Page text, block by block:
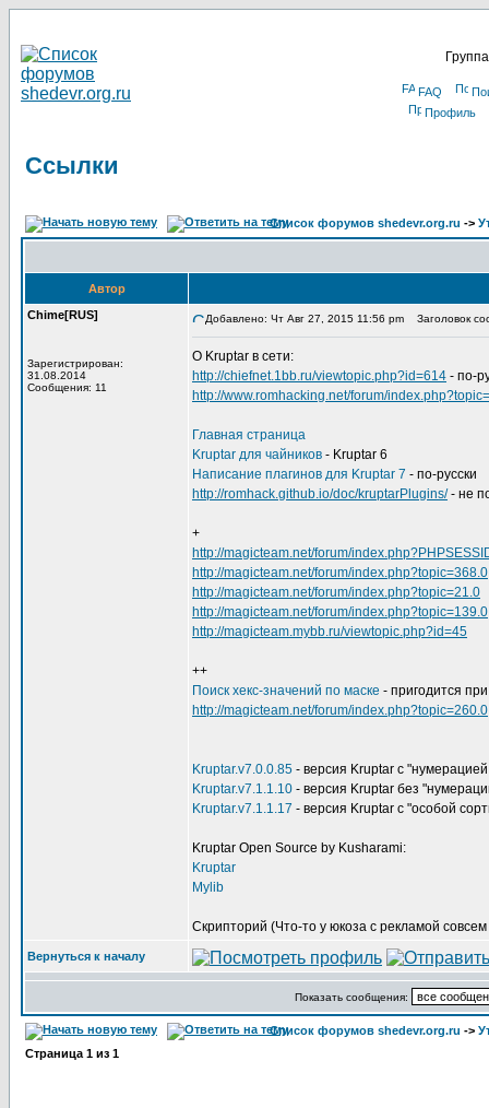
FAQ
Профиль
Ссылки
Список форумов shedevr.org.ru ->
Автор
Chime[RUS]
Зарегистрирован:
31.08.2014
Сообщения: 11
Добавлено: Чт Авг 27, 2015 11:56 pm Заголовок
О Kruptar в сети:
http://chiefnet.1bb.ru/viewtopic.php?id=614 - по-
http://www.romhacking.net/forum/
Главная страница
Kruptar для чайников - Kruptar 6
Написание плагинов для Kruptar 7 - по-русски
http://romhack.github.io/doc/kruptarPlugins/- не
+
http://magicteam.net/forum/
http://magicteam.net/forum/index.php?topic=368.0
http://magicteam.net/forum/index.php?topic=21.0
http://magicteam.net/forum/index.php?topic=139.0
http://magicteam.mybb.ru/viewtopic.php?id=45
++
Поиск хекс-значений по маске - пригодится
http://magicteam.net/forum/index.php?topic=260.0
Kruptar.v7.0.0.85 - версия Kruptar с
Kruptar.v7.1.1.10 - версия Kruptar без
Kruptar.v7.1.1.17 - версия Kruptar с "особой
Kruptar Open Source by Kusharami:
Kruptar
Mylib
Скрипторий (Что-то у юкоза с рекламой
Вернуться к началу
Показать сообщения:
Список форумов shedevr.org.ru ->
Страница 1 из 1